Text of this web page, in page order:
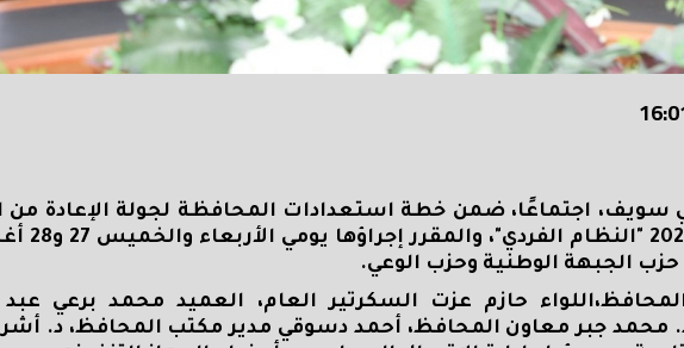
اجتماعًا، ضمن خطة استعدادات المحافظة لجولة الإعادة من
الثانية لانتخابات
الجبهة الوطنية وحزب الوعي.
حازم عزت السكرتير العام، العميد محمد برعي عبد
جبر معاون المحافظ، أحمد دسوقي مدير مكتب المحافظ، د.